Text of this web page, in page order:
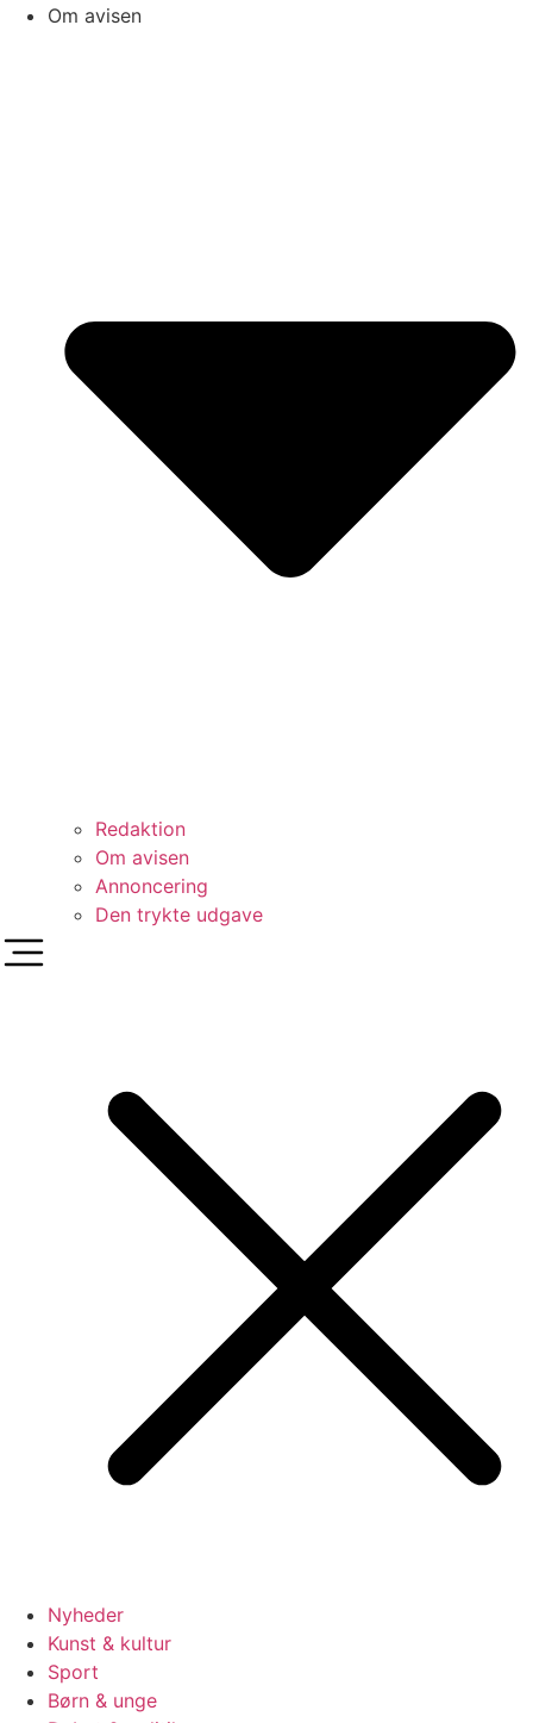
Om avisen
Redaktion
Om avisen
Annoncering
Den trykte udgave
Nyheder
Kunst & kultur
Sport
Børn & unge